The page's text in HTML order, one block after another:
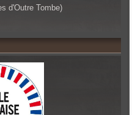
d'Outre Tombe)